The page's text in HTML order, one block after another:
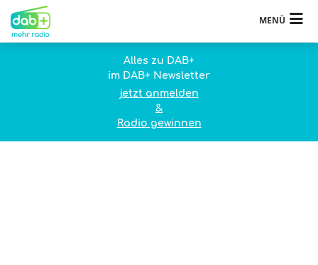
MENÜ
Alles zu DAB+
im DAB+ Newsletter
jetzt anmelden
&
Radio gewinnen